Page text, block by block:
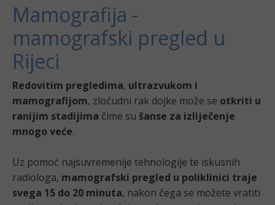
Mamografija -
mamografski pregled u
Rijeci
Redovitim pregledima, ultrazvukom i
mamografijom, zloćudni rak dojke može se otkriti u
ranijim stadijima čime su šanse za izliječenje
mnogo veće.
Uz pomoć najsuvremenije tehnologije te iskusnih
radiologa, mamografski pregled u poliklinici traje
svega 15 do 20 minuta, nakon čega se možete vratiti